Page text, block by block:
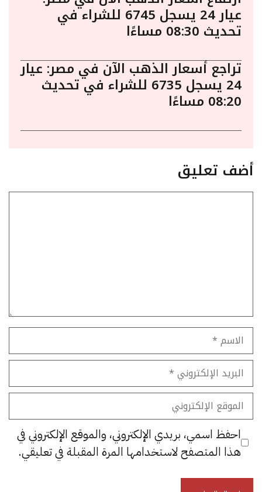
عيار 24 يسجل 6745 للشراء في
تحديث 08:30 مساءًا
تراجع أسعار الذهب الآن في مصر: عيار
24 يسجل 6735 للشراء في تحديث
08:20 مساءًا
أضف تعليق
الاسم
البريد
الإلكتروني
الموقع
الإلكتروني
احفظ اسمي، بريدي الإلكتروني، والموقع الإلكتروني في
هذا المتصفح لاستخدامها المرة المقبلة في تعليقي.